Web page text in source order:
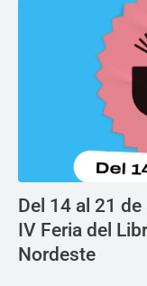
Del 14 al 21
IV Feria del
Nordeste